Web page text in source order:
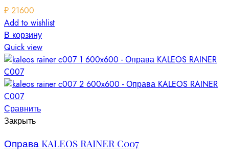
₽ 21600
Add to wishlist
В корзину
Quick view
Сравнить
Закрыть
Оправа KALEOS RAINER C007